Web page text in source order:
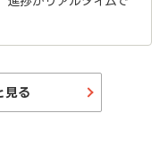
見る